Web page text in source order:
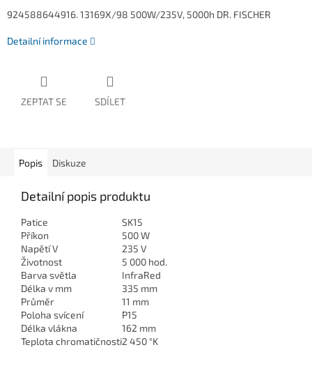
924588644916. 13169X/98 500W/235V, 5000h DR. FISCHER
Detailní informace
ZEPTAT SE SDÍLET
Popis Diskuze
Detailní popis produktu
Patice
SK15
Příkon
500 W
Napětí V
235 V
Životnost
5 000 hod.
Barva světla
InfraRed
Délka v mm
335 mm
Průměr
11 mm
Poloha svícení
P15
Délka vlákna
162 mm
Teplota chromatičnosti2 450 °K